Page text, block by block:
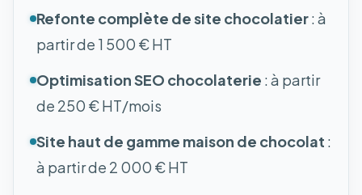
Refonte complète de site chocolatier: à
partir de 1 500 € HT
Optimisation SEO chocolaterie : à partir
de 250 € HT/mois
Site haut de gamme maison de chocolat :
à partir de 2 000 € HT